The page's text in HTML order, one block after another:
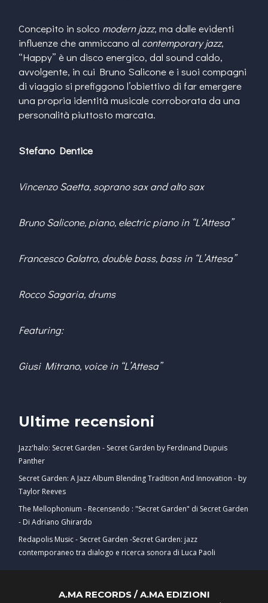
Concepito in solco modern jazz, ma dalle evidenti
influenze che ammiccano al contemporary jazz,
“Happy” è un disco energico, dal sound caldo,
avvolgente, in cui Bruno Salicone e i suoi compagni
di viaggio si prefiggono l’obiettivo di far emergere
una propria identità musicale corroborata da una
personalità piuttosto marcata.
Stefano Dentice
Vincenzo Saetta, soprano sax and alto sax
Bruno Salicone, piano, electric piano in “L’Attesa”
Francesco Galatro, double bass, bass in “L’Attesa”
Rocco Sagaria, drums
Featuring:
Giusi Mitrano, voice in “L’Attesa”
Ultime recensioni
Jazz'halo: Secret Garden - Secret Garden by Ferdinand Dupuis
Panther
Secret Garden: A Jazz Album Blending Tradition And Innovation - by
Taylor Reeves
The Mellophonium - Recensendo : "Secret Garden" di Secret Garden
- Di Adriano Ghirardo
Redapolis Music - Secret Garden -Secret Garden: jazz
contemporaneo tra dialogo e ricerca sonora di Luca Paoli
A.MA RECORDS / A.MA EDIZIONI